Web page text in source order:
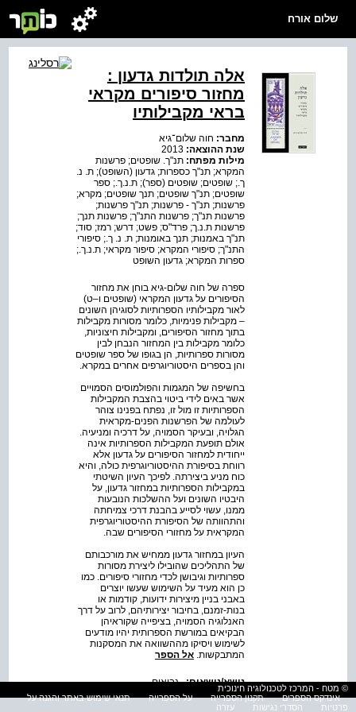
שלום אורח
אלה תולדות גדעון :
מחזור סיפורים מקראי
בראי מקבילותיו
מחבר: חוה שלום־גיא
שנת ההוצאה:
מילות מפתח: תנ"ך. שופטים; פרשנות
המקרא; תנ"ך כספרות; גדעון (השופט); ת. נ.
ך.; שופטים; שופטים (ספר); ת.נ.ך.; ספר
שופטים; תנ"ך שופטים; תנך שופטים; מקרא;
פרשנות; תנ"ך - פרשנות; תנ"ך פרשנות;
פרשנות תנ"ך; פרשנות התנ"ך; פרשנות תנך;
פרשנות ת.נ.ך; פרד"ס; פשט; דרש; רמז; סוד;
תנ"ך באמנות; תנך באומנות; ת. נ. ך.; סיפורי
התנ"ך; סיפורי המקרא; סיפור מקראי; ת.נ.ך.;
ספרות המקרא; גדעון השופט
ספרה של חוה שלום-גיא בוחן את מחזור
הסיפורים על גדעון המקראי (שופטים ו–ט)
לאור מקבילותיו הספרותיות לסוגיהן השונים
– מקבילות פנימיות, כלומר מסורות מקבילות
בתוך מחזור הסיפורים, ומקבילות חיצוניות,
כלומר מקבילות בין המחזור הנבחן לבין
מסורות ספרותיות, הן בגופו של ספר שופטים
והן בספרים היסטוריוגרפים אחרים במקרא.
בחשיפה של המגמות והפולמוסים הסמויים
אשר באים לידי ביטוי בהצבת המקבילות
הספרותיות זו מול זו, נפתח בפנינו צוהר
לעולמה של הפרשנות הפנים-מקראית
הגלויה, ובעיקר הסמויה, על דרכיה ומניעיה.
אולם תופעת המקבילות הספרותיות אינה
ייחודית למחזור הסיפורים על גדעון אלא
רווחת בסיפורת ההיסטוריוגרפית כולה, והיא
כוח מניע ביצירתה. לפיכך העיון השיטתי
במקבילות הספרותיות במחזור גדעון, על
היבטיו השונים ועל ההשלכות הנובעות
ממנו, עשוי לסייע בהבנת דרכי צמיחתה
והתהוותה של הסיפורת ההיסטוריוגרפית
המקראית על מחזורי הסיפורים שבה.
העיון במחזור גדעון ממחיש את מורכבותם
של התהליכים שהובילו ליצירת מסורות
ספרותיות וגיבושן לכדי מחזורי סיפורים. כמו
כן הוא מעיד על השימוש שעשו יוצרים
באבני בניין מיצירות ידועות, קודמות או
בנות-זמנם, בחיבור יצירותיהם, לרוב על דרך
האנלוגיה הסמויה, בציפייה שקוראיהן
הבקיאים במורשת הספרותית יהיו מודעים
לשימוש ויסיקו מההשוואה את המסקנות
המתבקשות. אל הספר
נושא/נושאים:,נביאים
תוכן הספר:
© מטח - המרכז לטכנולוגיה חינוכית
אינדקס הספרים
תקנון הספרייה על הספרייה
תנאי שימוש באתר והגנה על
פרטיות
הסדרי נגישות עזרה